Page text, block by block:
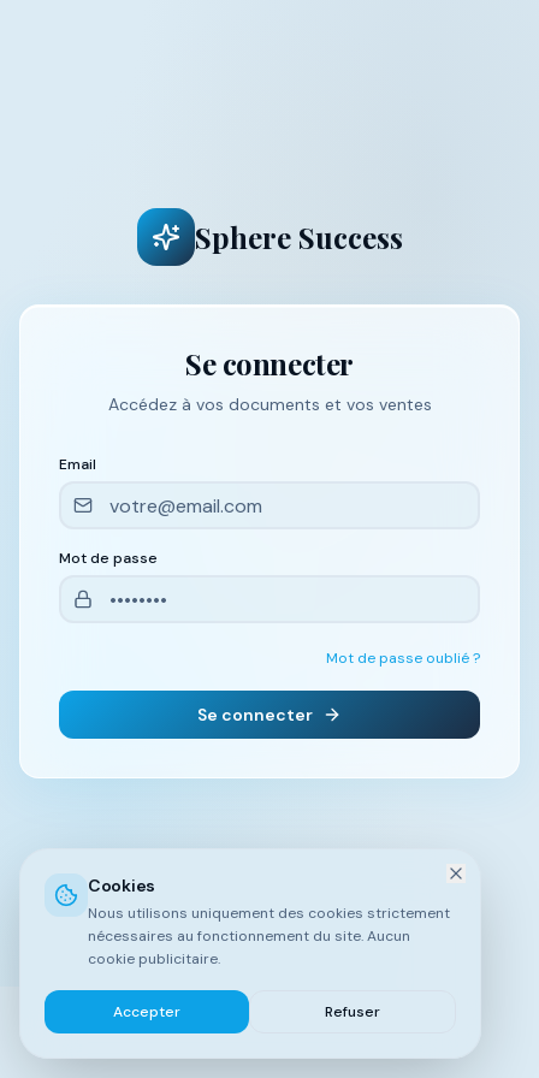
Sphere Success
Se connecter
Accédez à vos documents et vos ventes
Email
Mot de passe
Mot de passe oublié ?
Se connecter
Cookies
Nous utilisons uniquement des cookies strictement
nécessaires au fonctionnement du site. Aucun
cookie publicitaire.
Accepter Refuser